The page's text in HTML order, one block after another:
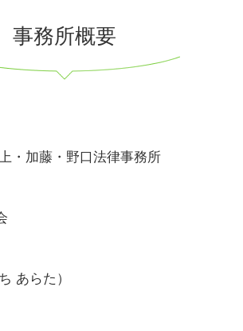
事務所概要
・加藤・野口法律事務所
あらた）